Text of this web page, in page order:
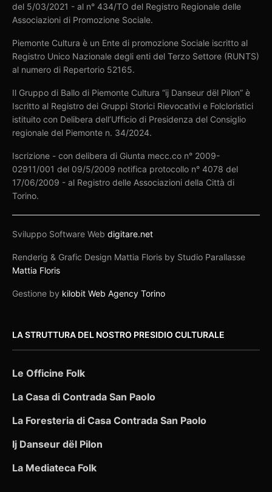
del 5/03/2021 - al n° 434/TO del Registro Regionale delle
Associazioni di Promozione Sociale.
Piemonte Cultura è un Ente di promozione Sociale iscritto al
Registro Unico Nazionale degli enti del Terzo Settore (RUNTS)
al numero di Repertorio 52165.
Il Gruppo di Ballo di Piemonte Cultura “ij Danseur dël Pilon” è
Iscritto al Registro dei Gruppi Storici Rievocativi e Folcloristici
istituito con Delibera dell’Ufficio di Presidenza del Consiglio
regionale del Piemonte n. 34/2024.
Iscrizione - con delibera di Giunta mecc.co n° 2009-
02911/001 del 09/5/2009 notifica protocollo n° 4078 del
17/06/2009 - al Registro delle Associazioni della Città di
Torino.
Sviluppo Software Webdigitare.net
Renderig & Grafic Design Mattia Floris by Studio Parallasse
Mattia Floris
Gestione by kilobit Web Agency Torino
LA STRUTTURA DEL NOSTRO PRESIDIO CULTURALE
Le Officine Folk
La Casa di Contrada San Paolo
La Foresteria di Casa Contrada San Paolo
Ij Danseur dël Pilon
La Mediateca Folk